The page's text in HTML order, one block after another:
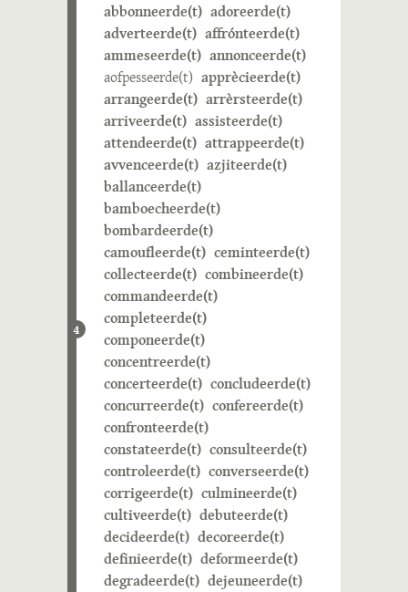
4
abbonneerde(t) adoreerde(t)
adverteerde(t) affrónteerde(t)
ammeseerde(t) annonceerde(t)
aofpesseerde(t) apprècieerde(t)
arrangeerde(t) arrèrsteerde(t)
arriveerde(t) assisteerde(t)
attendeerde(t) attrappeerde(t)
avvenceerde(t) azjiteerde(t)
ballanceerde(t)
bamboecheerde(t)
bombardeerde(t)
camoufleerde(t) ceminteerde(t)
collecteerde(t) combineerde(t)
commandeerde(t)
completeerde(t)
componeerde(t)
concentreerde(t)
concerteerde(t) concludeerde(t)
concurreerde(t) confereerde(t)
confronteerde(t)
constateerde(t) consulteerde(t)
controleerde(t) converseerde(t)
corrigeerde(t) culmineerde(t)
cultiveerde(t) debuteerde(t)
decideerde(t) decoreerde(t)
definieerde(t) deformeerde(t)
degradeerde(t) dejeuneerde(t)